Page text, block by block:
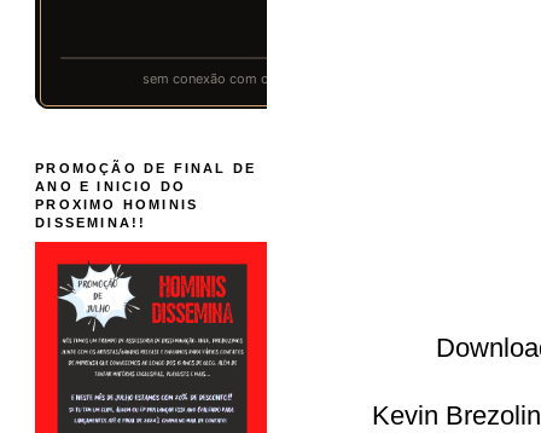
Kevin
PROMOÇÃO DE FINAL DE
ANO E INICIO DO
PROXIMO HOMINIS
DISSEMINA!!